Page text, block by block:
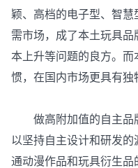
颖、高档的电子型、智
需市场，成了本土玩具
本上升等问题的良方。
惯，在国内市场更具有独
做高附加值的自主品
以坚持自主设计和研发
通动漫作品和玩具衍生品